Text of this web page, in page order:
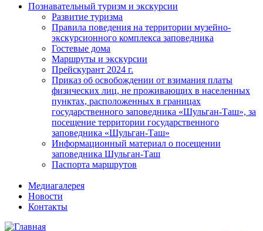
Познавательный туризм и экскурсии
Развитие туризма
Правила поведения на территории музейно-
экскурсионного комплекса заповедника
Гостевые дома
Маршруты и экскурсии
Прейскурант 2024 г.
Приказ об освобождении от взимания платы
физических лиц, не проживающих в населенных
пунктах, расположенных в границах
государственного заповедника «Шульган-Таш», за
посещение территории государственного
заповедника «Шульган-Таш»
Информационный материал о посещении
заповедника Шульган-Таш
Паспорта маршрутов
Медиагалерея
Новости
Контакты